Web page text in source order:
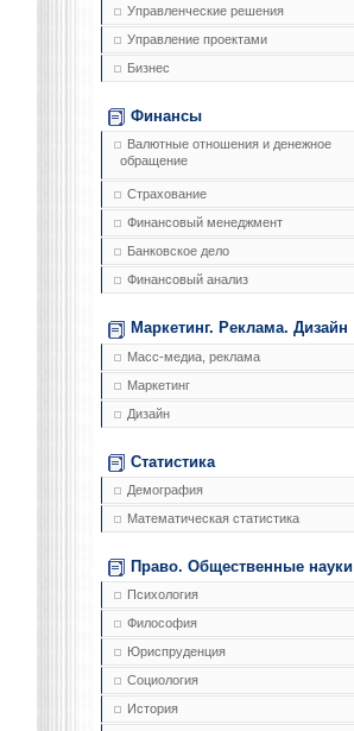
Управленческие решения
Управление проектами
Бизнес
Финансы
Валютные отношения и денежное
обращение
Страхование
Финансовый менеджмент
Банковское дело
Финансовый анализ
Маркетинг. Реклама. Дизайн
Масс-медиа, реклама
Маркетинг
Дизайн
Статистика
Демография
Математическая статистика
Право. Общественные науки
Психология
Философия
Юриспруденция
Социология
История